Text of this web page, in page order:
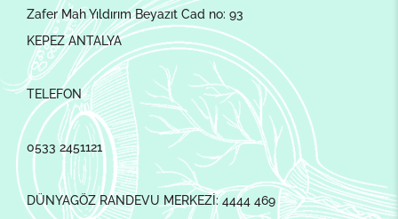
Zafer Mah Yıldırım Beyazıt Cad no: 93
KEPEZ ANTALYA
TELEFON
0533 2451121
DÜNYAGÖZ RANDEVU MERKEZİ: 4444 469